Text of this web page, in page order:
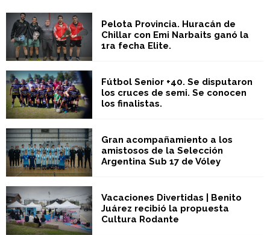
Pelota Provincia. Huracán de
Chillar con Emi Narbaits ganó la
1ra fecha Elite.
Fútbol Senior +40. Se disputaron
los cruces de semi. Se conocen
los finalistas.
Gran acompañamiento a los
amistosos de la Selección
Argentina Sub 17 de Vóley
Vacaciones Divertidas | Benito
Juárez recibió la propuesta
Cultura Rodante